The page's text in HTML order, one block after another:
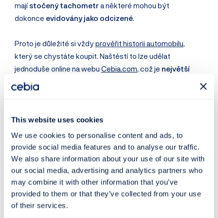
This website uses cookies
We use cookies to personalise content and ads, to
provide social media features and to analyse our traffic.
We also share information about your use of our site with
our social media, advertising and analytics partners who
may combine it with other information that you’ve
provided to them or that they’ve collected from your use
of their services.
majístočený tachometra některé mohou být
dokonce evidovány jako odcizené
Proto je důležité si vždyprověřit historii automobilu,
který se chystáte koupit. Naštěstí to lze udělat
jednoduše online na webu Cebia.com, což je největší
databáze záznamů ojetých vozidel v Evropě
NaCebia.com
Kontrola tachometru(historie najetých kilometrů)
Kontrola poškození
Kontrola odcizení
Kontrola taxi
Fotografie a záznamy inzerce
Servisní historie
Záznamy ze státních databází